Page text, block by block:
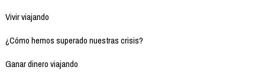
Vivir viajando
¿Cómo hemos superado nuestras crisis?
Ganar dinero viajando